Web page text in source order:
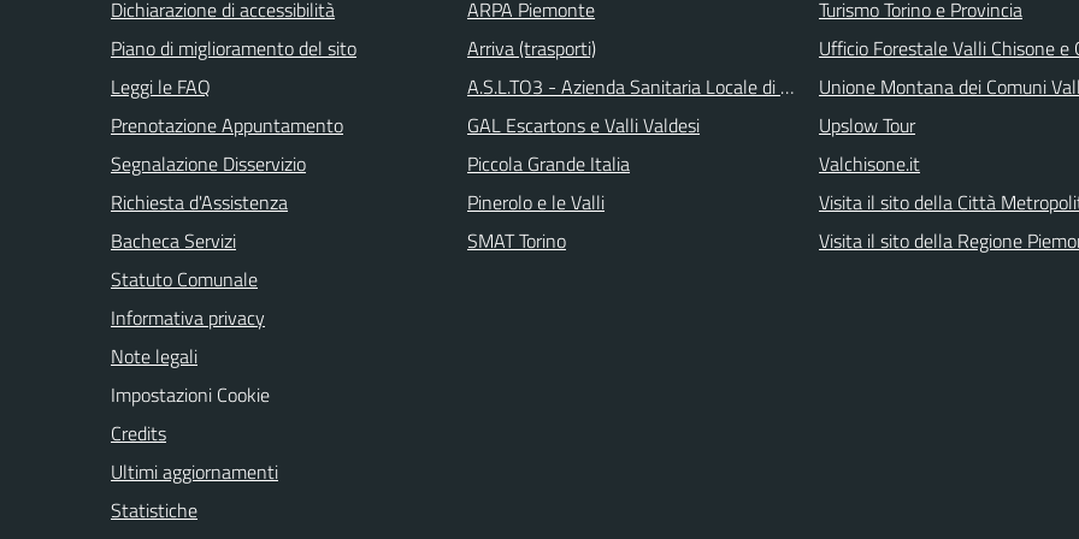
Dichiarazione di accessibilità
Piano di miglioramento del sito
Leggi le FAQ
Prenotazione Appuntamento
Segnalazione Disservizio
Richiesta d'Assistenza
Bacheca Servizi
Statuto Comunale
Informativa privacy
Note legali
Impostazioni Cookie
Credits
Ultimi aggiornamenti
Statistiche
ARPA Piemonte
Arriva (trasporti)
A.S.L.TO3 - Azienda Sanitaria Locale di Collegno e Pinerolo
GAL Escartons e Valli Valdesi
Piccola Grande Italia
Pinerolo e le Valli
SMAT Torino
Turismo Torino e Provincia
Ufficio Forestale Valli Chisone e
Unione Montana dei Comuni
Upslow Tour
Valchisone.it
Visita il sito della Città
Visita il sito della Regione